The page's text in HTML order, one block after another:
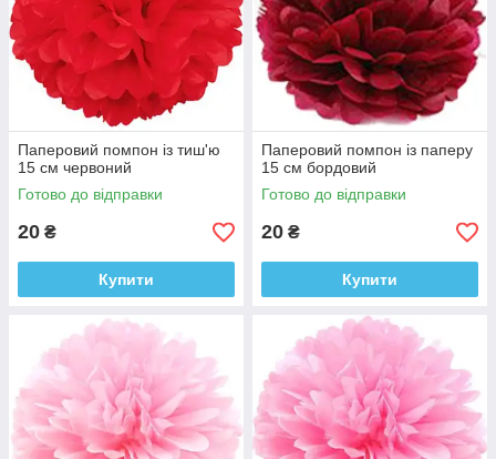
Паперовий помпон із тиш'ю
15 см червоний
Готово до відправки
20 ₴
Купити
Паперовий помпон із паперу
15 см бордовий
Готово до відправки
20 ₴
Купити